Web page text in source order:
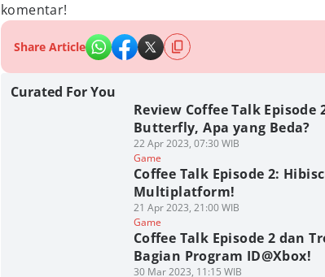
komentar!
Share Article
Curated For You
Review Coffee Talk Episode
Butterfly, Apa yang Beda?
22 Apr 2023, 07:30 WIB
Game
Coffee Talk Episode 2:
Multiplatform!
21 Apr 2023, 21:00 WIB
Game
Coffee Talk Episode 2 dan
Bagian Program ID@Xbox!
30 Mar 2023, 11:15 WIB